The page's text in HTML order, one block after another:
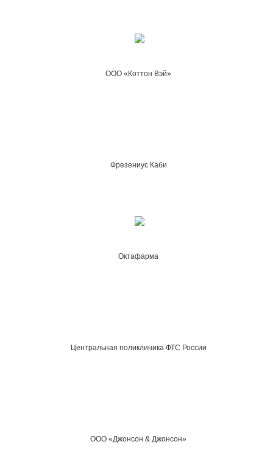
ООО «Коттон Вэй»
Фрезениус Каби
Октафарма
Центральная поликлиника ФТС России
ООО «Джонсон & Джонсон»